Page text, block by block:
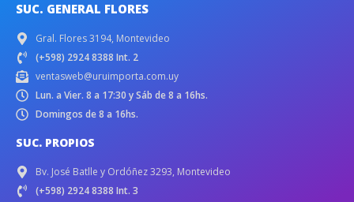
SUC. GENERAL FLORES
Gral. Flores 3194, Montevideo
(+598) 2924 8388 Int. 2
ventasweb@uruimporta.com.uy
Lun. a Vier. 8 a 17:30 y Sáb de 8 a 16hs.
Domingos de 8 a 16hs.
SUC. PROPIOS
Bv. José Batlle y Ordóñez 3293, Montevideo
(+598) 2924 8388 Int. 3